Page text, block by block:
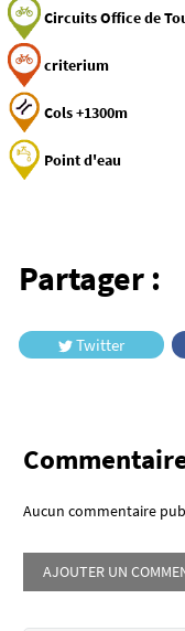
Circuits Office de
criterium
Cols +1300m
Point d'eau
Partager :
Twitter
Aucun commentaire
AJOUTER UN